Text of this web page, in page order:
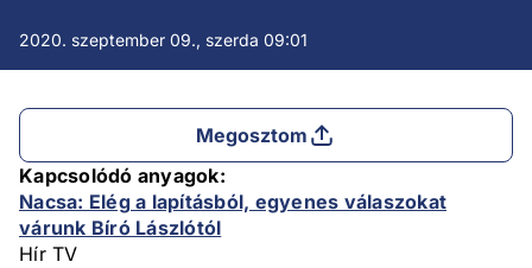
2020. szeptember 09., szerda 09:01
Megosztom
Kapcsolódó anyagok:
Nacsa: Elég a lapításból, egyenes válaszokat
várunk Bíró Lászlótól
Hír TV